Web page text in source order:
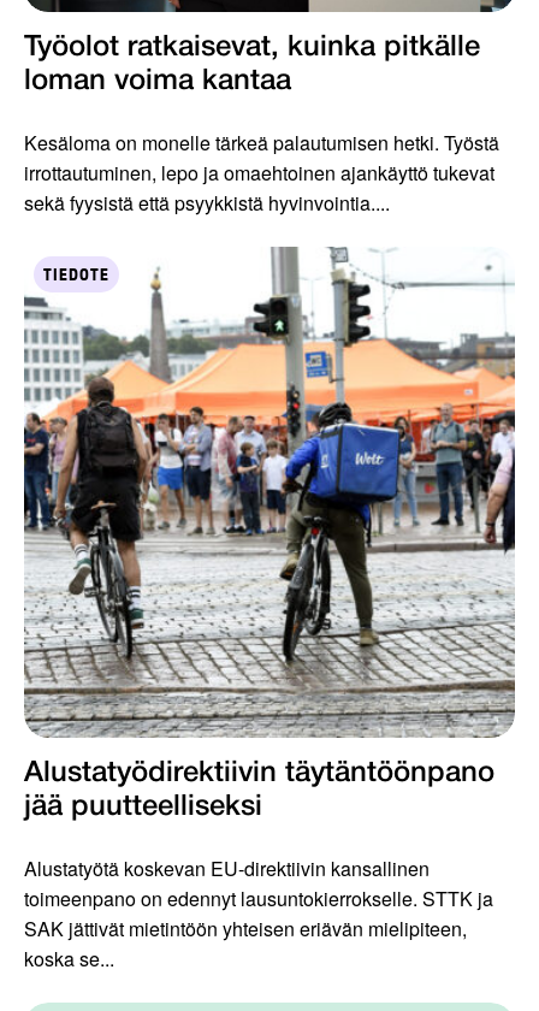
Työolot ratkaisevat, kuinka pitkälle
loman voima kantaa
Kesäloma on monelle tärkeä palautumisen hetki. Työstä
irrottautuminen, lepo ja omaehtoinen ajankäyttö tukevat
sekä fyysistä että psyykkistä hyvinvointia....
TIEDOTE
Alustatyödirektiivin täytäntöönpano
jää puutteelliseksi
Alustatyötä koskevan EU-direktiivin kansallinen
toimeenpano on edennyt lausuntokierrokselle. STTK ja
SAK jättivät mietintöön yhteisen eriävän mielipiteen,
koska se...